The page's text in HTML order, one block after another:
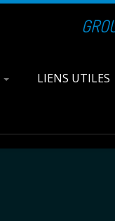
LIENS UTILES